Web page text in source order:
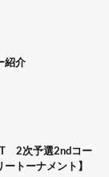
紹介
2次予選2ndコー
トーナメント】